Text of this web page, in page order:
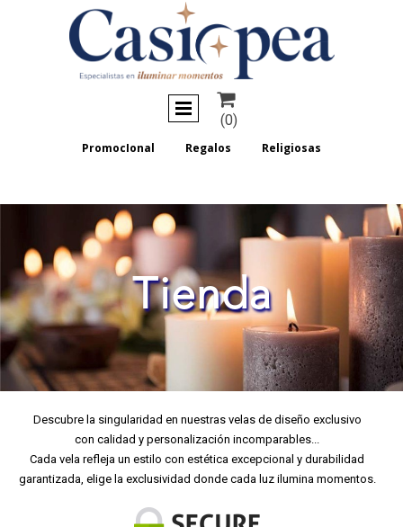

(0)
PromocIonal Regalos Religiosas
Tienda
Descubre la singularidad en nuestras velas de diseño exclusivo
con calidad y personalización incomparables...
Cada vela refleja un estilo con estética excepcional y durabilidad
garantizada, elige la exclusividad donde cada luz ilumina momentos.